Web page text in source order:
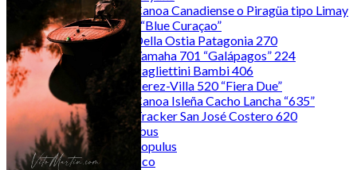
Canoa Canadiense o Piragüa tipo Limay
| “Blue Curaçao”
Della Ostia Patagonia 270
Yamaha 701 “Galápagos” 224
Pagliettini Bambi 406
Perez-Villa 520 “Fiera Due”
Canoa Isleña Cacho Lancha “635”
Tracker San José Costero 620
hominibus
populus
#tobacco